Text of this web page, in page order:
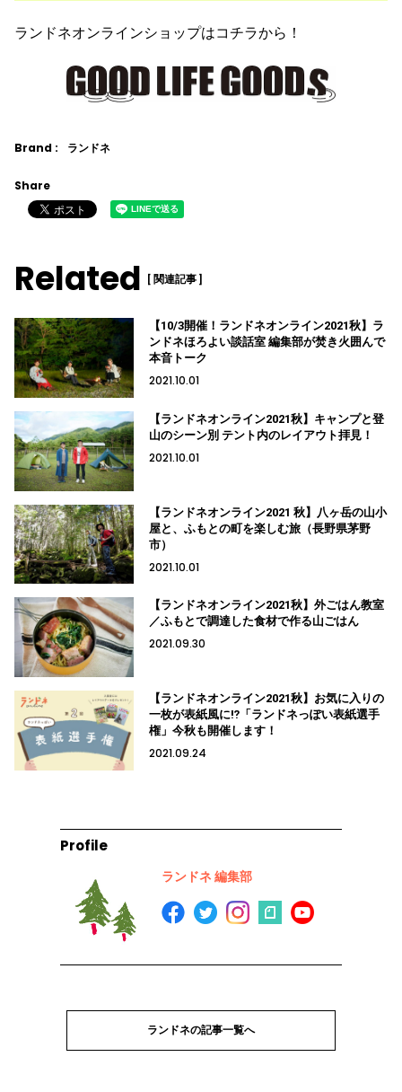
ランドネオンラインショップはコチラから！
Brand : ランドネ
Share
Related [ 関連記事 ]
【10/3開催！ランドネオンライン2021秋】ラ
ンドネほろよい談話室 編集部が焚き火囲んで
本音トーク
2021.10.01
【ランドネオンライン2021秋】キャンプと登
山のシーン別 テント内のレイアウト拝見！
2021.10.01
【ランドネオンライン2021 秋】八ヶ岳の山小
屋と、ふもとの町を楽しむ旅（長野県茅野
市）
2021.10.01
【ランドネオンライン2021秋】外ごはん教室
／ふもとで調達した食材で作る山ごはん
2021.09.30
【ランドネオンライン2021秋】お気に入りの
一枚が表紙風に⁉「ランドネっぽい表紙選手
権」今秋も開催します！
2021.09.24
Profile
ランドネ 編集部
ランドネの記事一覧へ